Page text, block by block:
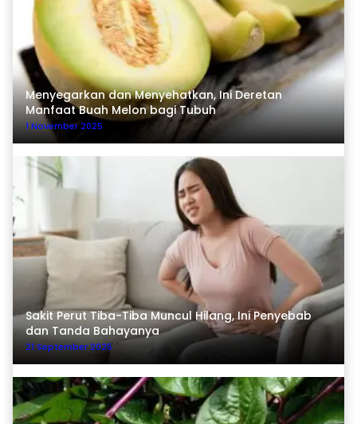
Menyegarkan dan Menyehatkan, Ini Deretan
Manfaat Buah Melon bagi Tubuh
1 November 2025
Sakit Perut Tiba-Tiba Muncul Hilang, Ini Penyebab
dan Tanda Bahayanya
21 September 2025